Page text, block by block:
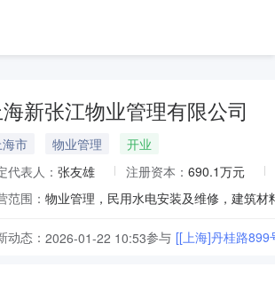
新张江物业管理有限公司
市 物业管理
开业
代表人： 张友雄 注册资本： 690.1万元
范围：
动态： 2026-01-22 10:53参与 [[上海]丹桂路899